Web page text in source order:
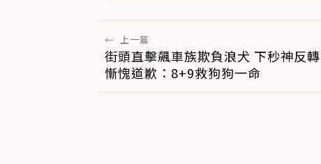
← 上一篇
街頭直擊飆車族欺負浪犬 下秒神反
慚愧道歉：8+9救狗狗一命